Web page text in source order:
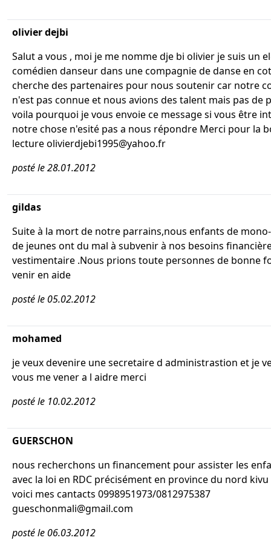
olivier dejbi
Salut a vous , moi je me nomme dje bi olivier je suis un
comédien danseur dans une compagnie de danse en
cherche des partenaires pour nous soutenir car notre
n'est pas connue et nous avions des talent mais pas de
voila pourquoi je vous envoie ce message si vous être
notre chose n'esité pas a nous répondre Merci pour la
lecture olivierdjebi1995@yahoo.fr
posté le 28.01.2012
gildas
Suite à la mort de notre parrains,nous enfants de
de jeunes ont du mal à subvenir à nos besoins
vestimentaire .Nous prions toute personnes de bonne
venir en aide
posté le 05.02.2012
mohamed
je veux devenire une secretaire d administrastion et je
vous me vener a l aidre merci
posté le 10.02.2012
GUERSCHON
nous recherchons un financement pour assister les
avec la loi en RDC précisément en province du nord
voici mes cantacts 0998951973/0812975387
gueschonmali@gmail.com
posté le 06.03.2012